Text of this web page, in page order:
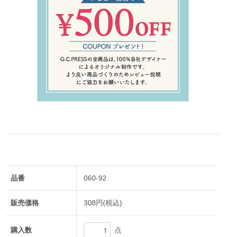
品番 060-92
販売価格 308円(税込)
購入数 点